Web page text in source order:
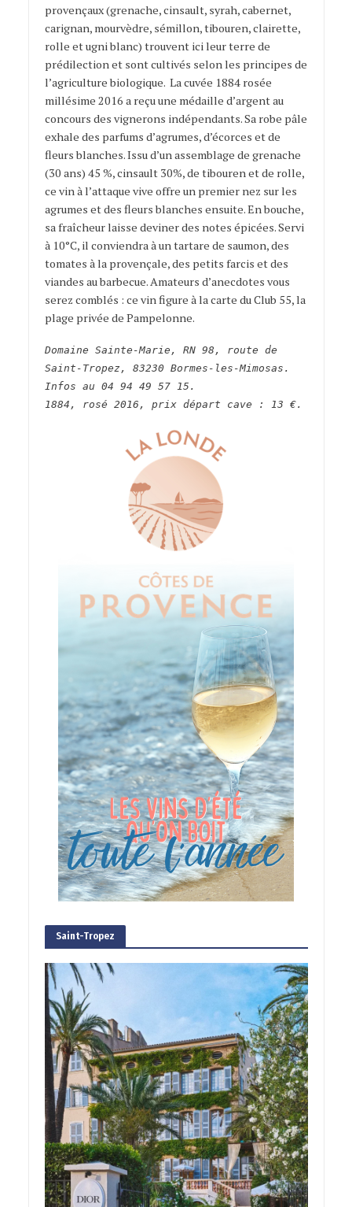
provençaux (grenache, cinsault, syrah, cabernet,
carignan, mourvèdre, sémillon, tibouren, clairette,
rolle et ugni blanc) trouvent ici leur terre de
prédilection et sont cultivés selon les principes de
l’agriculture biologique. La cuvée 1884 rosée
millésime 2016 a reçu une médaille d’argent au
concours des vignerons indépendants. Sa robe pâle
exhale des parfums d’agrumes, d’écorces et de
fleurs blanches. Issu d’un assemblage de grenache
(30 ans) 45 %, cinsault 30%, de tibouren et de rolle,
ce vin à l’attaque vive offre un premier nez sur les
agrumes et des fleurs blanches ensuite. En bouche,
sa fraîcheur laisse deviner des notes épicées. Servi
à 10°C, il conviendra à un tartare de saumon, des
tomates à la provençale, des petits farcis et des
viandes au barbecue. Amateurs d’anecdotes vous
serez comblés : ce vin figure à la carte du Club 55, la
plage privée de Pampelonne.
Domaine Sainte-Marie, RN 98, route de
Saint-Tropez, 83230 Bormes-les-Mimosas.
Infos au 04 94 49 57 15.
1884, rosé 2016, prix départ cave : 13 €.
Saint-Tropez